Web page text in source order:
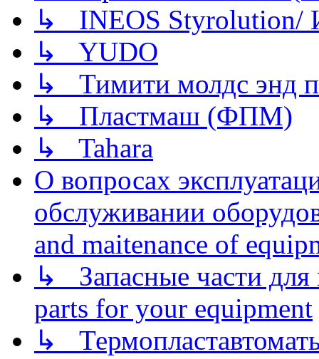
↳ INEOS
↳ YUDO
↳ Тимити молдс энд
↳ Пластмаш (ФПМ)
↳ Tahara
О вопросах
обслуживании
and maitenance of
↳ Запасные части для
parts for your equipment
↳